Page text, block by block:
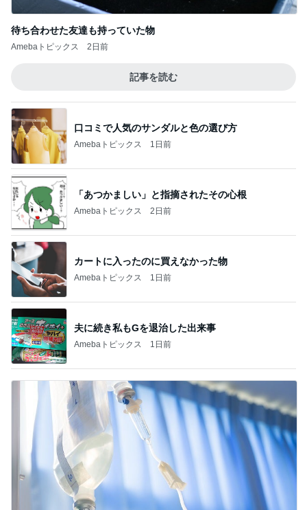
待ち合わせた友達も持っていた物
Amebaトピックス 2日前
記事を読む
口コミで人気のサンダルと色の選び方
Amebaトピックス 1日前
「あつかましい」と指摘されたその心根
Amebaトピックス 2日前
カートに入ったのに買えなかった物
Amebaトピックス 1日前
夫に続き私もGを退治した出来事
Amebaトピックス 1日前